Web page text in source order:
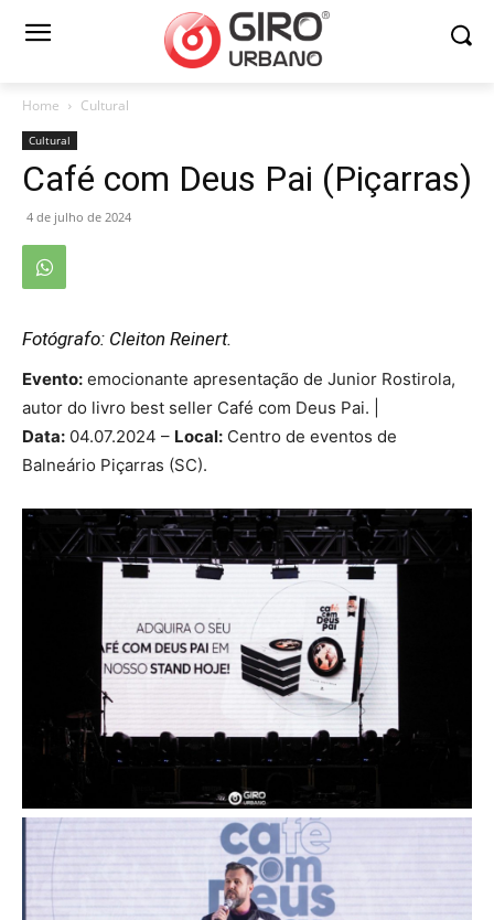
Home Cultural
Cultural
Café com Deus Pai (Piçarras)
4 de julho de 2024
Fotógrafo: Cleiton Reinert.
Evento: emocionante apresentação de Junior Rostirola,
autor do livro best seller Café com Deus Pai. |
Data: 04.07.2024 – Local: Centro de eventos de
Balneário Piçarras (SC).